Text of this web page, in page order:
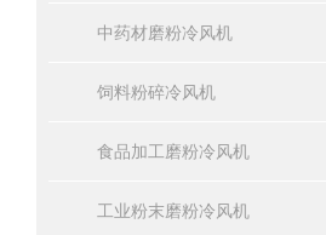
中药材磨粉冷风机
饲料粉碎冷风机
食品加工磨粉冷风机
工业粉末磨粉冷风机